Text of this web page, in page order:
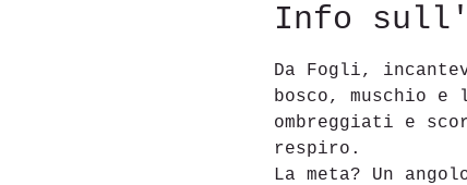
Info
Da Fogli,
bosco,
ombreggiati e
respiro.
La meta? Un